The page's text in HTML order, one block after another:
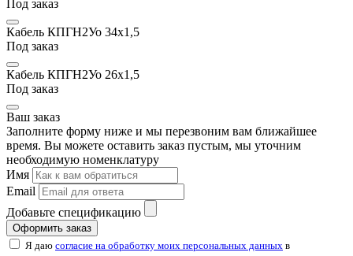
Под заказ
Кабель КПГН2Уо 34х1,5
Под заказ
Кабель КПГН2Уо 26х1,5
Под заказ
Ваш заказ
Заполните форму ниже и мы перезвоним вам ближайшее
время. Вы можете оставить заказ пустым, мы уточним
необходимую номенклатуру
Имя
Email
Добавьте спецификацию
Оформить заказ
Я даю согласие на обработку моих персональных данных в